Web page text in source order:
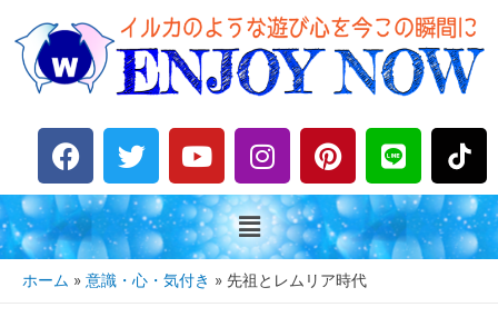
F
a
c
e
b
o
T
w
i
t
t
e
Y
o
u
t
u
b
I
n
s
t
a
g
P
i
n
t
e
r
L
i
n
e
ホーム 意識・心・気付き 先祖とレムリア時代